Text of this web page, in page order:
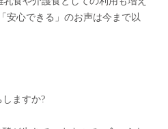
安心できる」のお声は今まで以
ますか?